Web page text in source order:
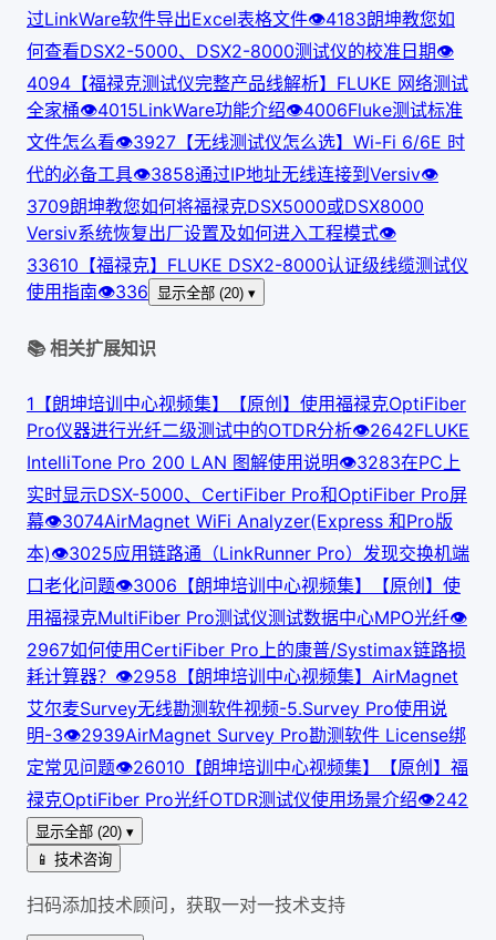
过LinkWare软件导出Excel表格文件👁4183朗坤教您如
何查看DSX2-5000、DSX2-8000测试仪的校准日期👁
4094 【福禄克测试仪完整产品线解析】FLUKE 网络测试
全家桶👁4015LinkWare功能介绍👁4006Fluke测试标准
文件怎么看👁3927 【无线测试仪怎么选】Wi-Fi 6/6E 时
代的必备工具👁3858通过IP地址无线连接到Versiv👁
3709朗坤教您如何将福禄克DSX5000或DSX8000
Versiv系统恢复出厂设置及如何进入工程模式👁
33610 【福禄克】FLUKE DSX2-8000认证级线缆测试仪
使用指南👁336 显示全部 (20) ▾
📚 相关扩展知识
1 【朗坤培训中心视频集】【原创】使用福禄克OptiFiber
Pro仪器进行光纤二级测试中的OTDR分析👁2642FLUKE
IntelliTone Pro 200 LAN 图解使用说明👁3283在PC上
实时显示DSX-5000、CertiFiber Pro和OptiFiber Pro屏
幕👁3074AirMagnet WiFi Analyzer(Express 和Pro版
本)👁3025应用链路通（LinkRunner Pro）发现交换机端
口老化问题👁3006 【朗坤培训中心视频集】【原创】使
用福禄克MultiFiber Pro测试仪测试数据中心MPO光纤👁
2967如何使用CertiFiber Pro上的康普/Systimax链路损
耗计算器？ 👁2958 【朗坤培训中心视频集】AirMagnet
艾尔麦Survey无线勘测软件视频-5.Survey Pro使用说
明-3👁2939AirMagnet Survey Pro勘测软件 License绑
定常见问题👁26010 【朗坤培训中心视频集】【原创】福
禄克OptiFiber Pro光纤OTDR测试仪使用场景介绍👁242
显示全部 (20) ▾
📱 技术咨询
扫码添加技术顾问，获取一对一技术支持